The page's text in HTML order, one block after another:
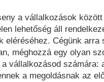
a vállalkozások
lehetőség áll
eléréséhez. Cégünk
méghozzá egy olyan
vállalkozásod számára:
a megoldásnak az